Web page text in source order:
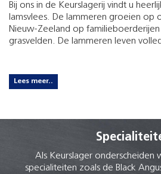
Bij ons in de Keurslagerij vindt u
lamsvlees. De lammeren groeien op
Nieuw-Zeeland op
grasvelden. De lammeren leven
Lees meer..
Als Keurslager onderscheiden
specialiteiten zoals de Black